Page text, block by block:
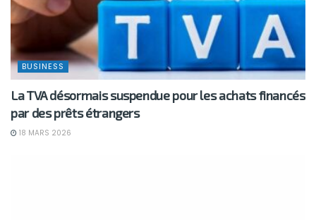
BUSINESS
La TVA désormais suspendue pour les achats financés
par des prêts étrangers
18 MARS 2026